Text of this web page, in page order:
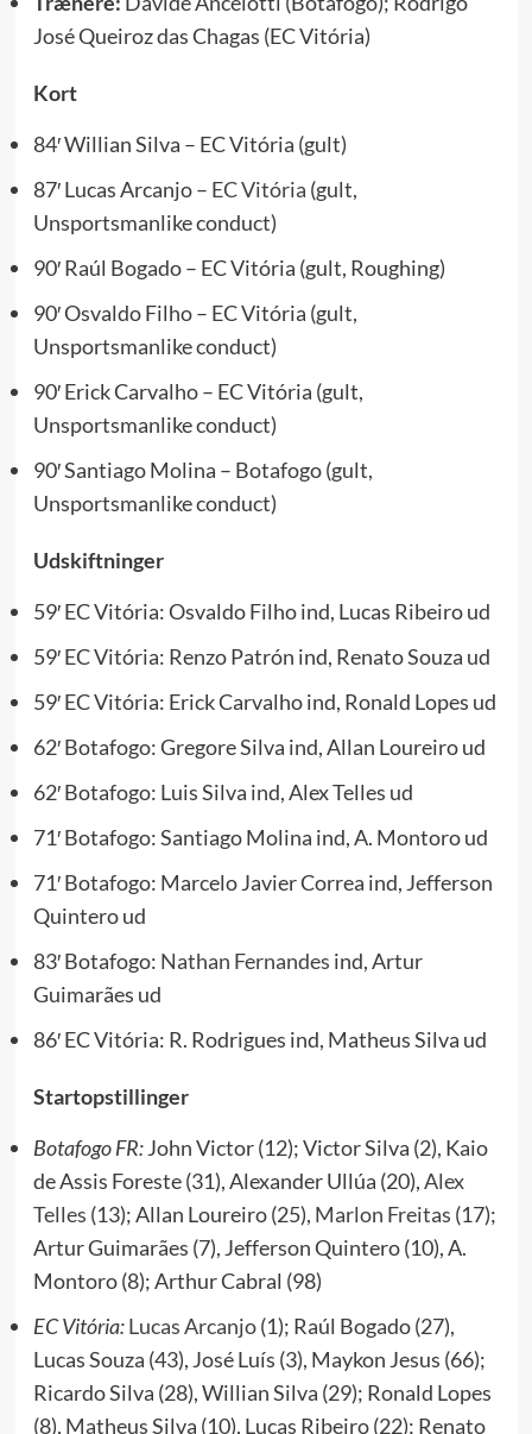
José Queiroz das Chagas (EC Vitória)
Kort
84′ Willian Silva – EC Vitória (gult)
87′ Lucas Arcanjo – EC Vitória (gult,
Unsportsmanlike conduct)
90′ Raúl Bogado – EC Vitória (gult, Roughing)
90′ Osvaldo Filho – EC Vitória (gult,
Unsportsmanlike conduct)
90′ Erick Carvalho – EC Vitória (gult,
Unsportsmanlike conduct)
90′ Santiago Molina – Botafogo (gult,
Unsportsmanlike conduct)
Udskiftninger
59′ EC Vitória: Osvaldo Filho ind, Lucas Ribeiro ud
59′ EC Vitória: Renzo Patrón ind, Renato Souza ud
59′ EC Vitória: Erick Carvalho ind, Ronald Lopes ud
62′ Botafogo: Gregore Silva ind, Allan Loureiro ud
62′ Botafogo: Luis Silva ind, Alex Telles ud
71′ Botafogo: Santiago Molina ind, A. Montoro ud
71′ Botafogo: Marcelo Javier Correa ind, Jefferson
Quintero ud
83′ Botafogo: Nathan Fernandes ind, Artur
Guimarães ud
86′ EC Vitória: R. Rodrigues ind, Matheus Silva ud
Startopstillinger
Botafogo FR:John Victor (12); Victor Silva (2), Kaio
de Assis Foreste (31), Alexander Ullúa (20),Alex
Telles (13); Allan Loureiro (25), Marlon Freitas (17);
Artur Guimarães (7), Jefferson Quintero (10), A.
Montoro (8); Arthur Cabral (98)
EC Vitória: Lucas Arcanjo(1); Raúl Bogado (27),
Lucas Souza (43), José Luís (3), Maykon Jesus (66);
Ricardo Silva (28), Willian Silva (29); Ronald Lopes
(8), Matheus Silva (10), Lucas Ribeiro (22); Renato